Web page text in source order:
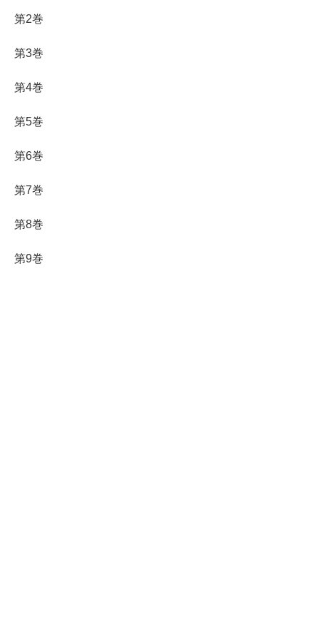
第2巻
第3巻
第4巻
第5巻
第6巻
第7巻
第8巻
第9巻